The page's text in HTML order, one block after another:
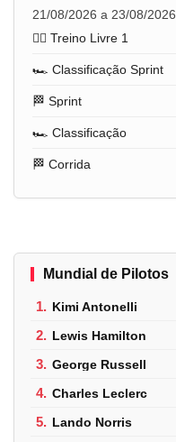
21/08/2026 a 23/08/2026
🏋️‍♂️ Treino Livre 1
🏎️ Classificação Sprint
🏁 Sprint
🏎️ Classificação
🏁 Corrida
Mundial de Pilotos
1. Kimi Antonelli
2. Lewis Hamilton
3. George Russell
4. Charles Leclerc
5. Lando Norris